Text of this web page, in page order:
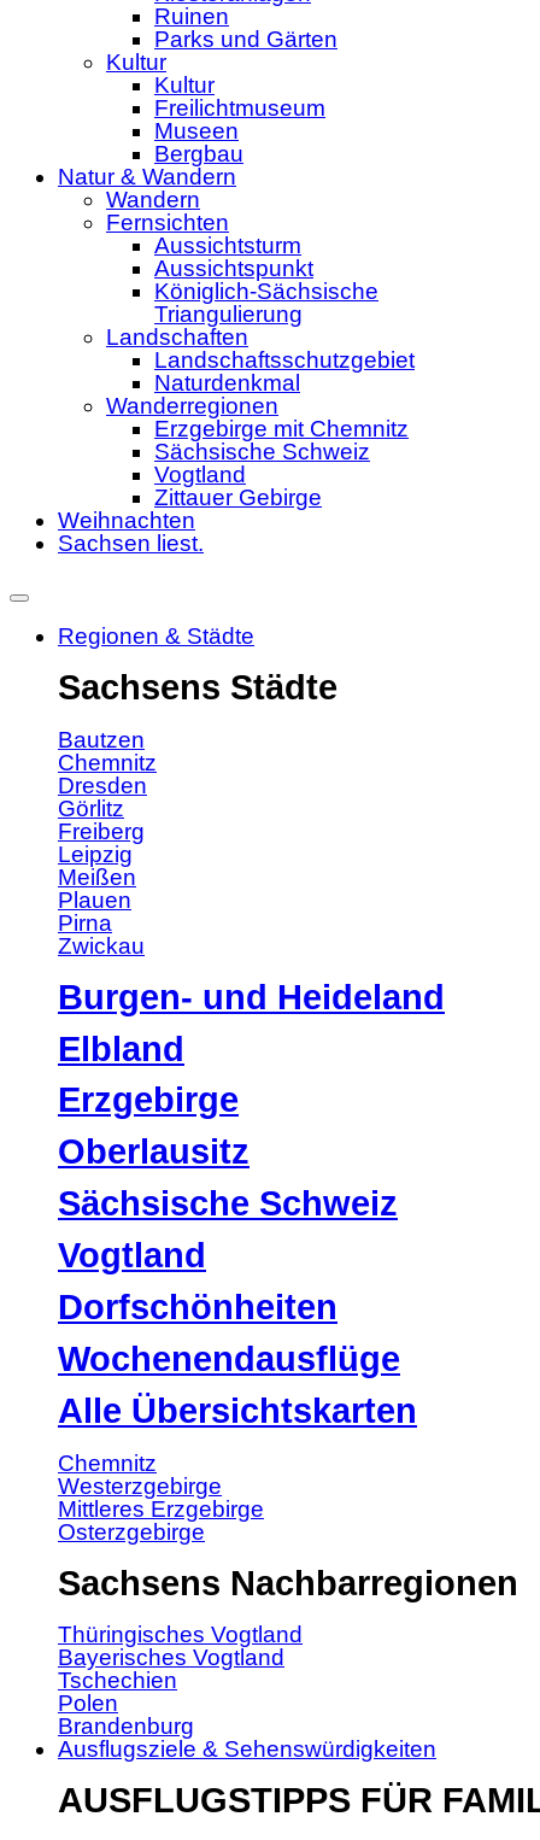
Ruinen
Parks und Gärten
Kultur
Kultur
Freilichtmuseum
Museen
Bergbau
Natur & Wandern
Wandern
Fernsichten
Aussichtsturm
Aussichtspunkt
Königlich-Sächsische
Triangulierung
Landschaften
Landschaftsschutzgebiet
Naturdenkmal
Wanderregionen
Erzgebirge mit Chemnitz
Sächsische Schweiz
Vogtland
Zittauer Gebirge
Weihnachten
Sachsen liest.
Regionen & Städte
Sachsens Städte
Bautzen
Chemnitz
Dresden
Görlitz
Freiberg
Leipzig
Meißen
Plauen
Pirna
Zwickau
Burgen- und Heideland
Elbland
Erzgebirge
Oberlausitz
Sächsische Schweiz
Vogtland
Dorfschönheiten
Wochenendausflüge
Alle Übersichtskarten
Chemnitz
Westerzgebirge
Mittleres Erzgebirge
Osterzgebirge
Sachsens Nachbarregionen
Thüringisches Vogtland
Bayerisches Vogtland
Tschechien
Polen
Brandenburg
Ausflugsziele & Sehenswürdigkeiten
AUSFLUGSTIPPS FÜR